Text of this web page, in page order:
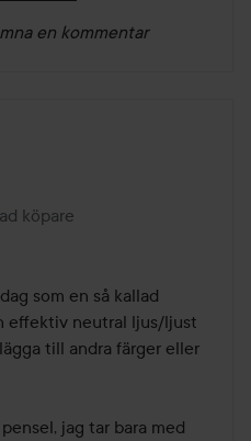
en kommentar
10 månader
köpare
som en så kallad
effektiv neutral ljus/ljust
till andra färger eller
jag tar bara med